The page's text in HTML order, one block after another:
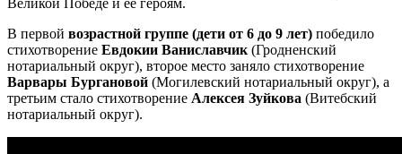
Великой Победе и ее героям.
В первой возрастной группе (дети от 6 до 9 лет) победило
стихотворение Евдокии Ваниславчик(Гродненский
нотариальный округ), второе место заняло стихотворение
Варвары Бургановой (Могилевский нотариальный округ), а
третьим стало стихотворение Алексея Зуйкова (Витебский
нотариальный округ).